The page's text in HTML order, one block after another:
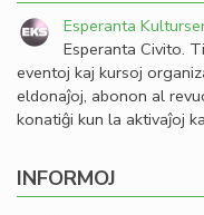
Esperanta
Esperanta Civito.
eventoj kaj kursoj
eldonaĵoj, abonon al
konatiĝi kun la aktivaĵoj
INFORMOJ